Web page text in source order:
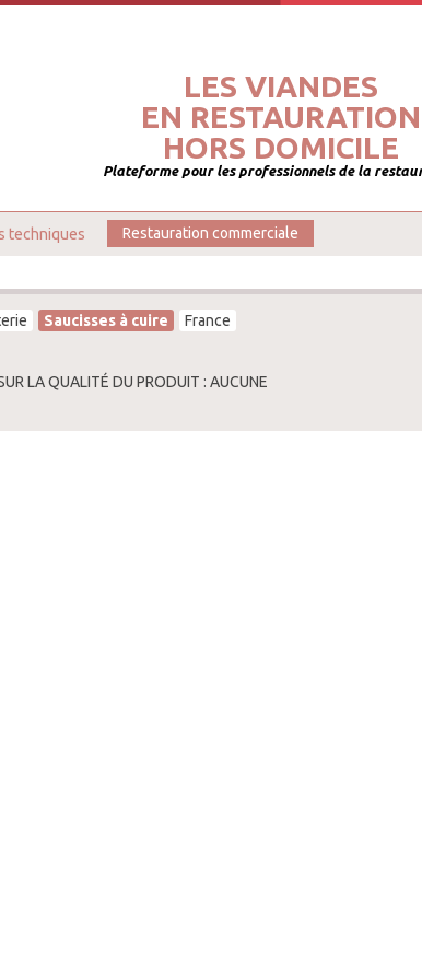
LES VIANDES
EN RESTAURATION
HORS DOMICILE
Plateforme pour les professionnels de la
techniques Restauration commerciale
Saucisses à cuire France
LA QUALITÉ DU PRODUIT : AUCUNE